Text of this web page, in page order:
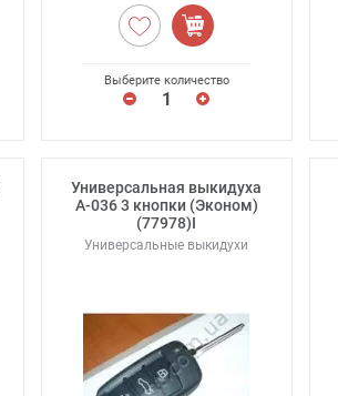
Выберите количество
Универсальная выкидуха
A-036 3 кнопки (Эконом)
(77978)I
Универсальные выкидухи